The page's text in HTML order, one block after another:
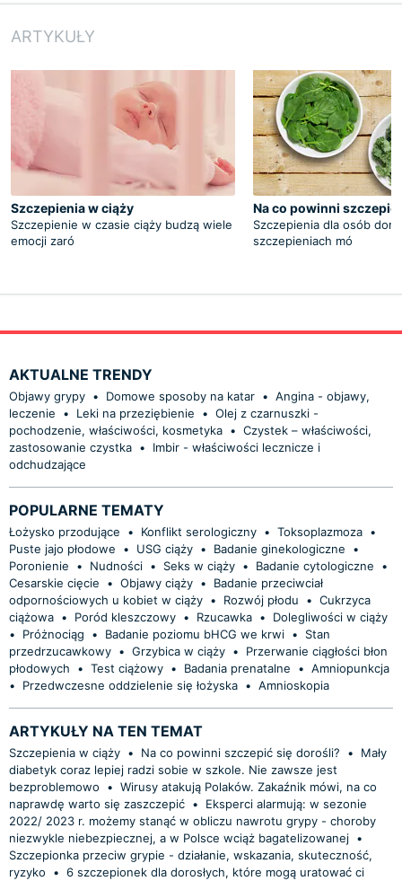
ARTYKUŁY
Szczepienia w ciąży
Szczepienie w czasie ciąży budzą wiele
emocji zaró
Na co powinni szczepić
Szczepienia dla osób
szczepieniach mó
AKTUALNE TRENDY
Objawy grypy • Domowe sposoby na katar • Angina - objawy,
leczenie
• Leki na przeziębienie • Olej z czarnuszki -
pochodzenie, właściwości, kosmetyka • Czystek – właściwości,
zastosowanie czystka •
Imbir - właściwości lecznicze i
odchudzające
POPULARNE TEMATY
Łożysko przodujące • Konflikt serologiczny • Toksoplazmoza •
Puste jajo płodowe
• USG ciąży • Badanie ginekologiczne
•
Poronienie
• Nudności • Seks w ciąży • Badanie cytologiczne
•
Cesarskie cięcie
• Objawy ciąży •
Badanie przeciwciał
odpornościowych u kobiet w ciąży • Rozwój płodu • Cukrzyca
ciążowa • Poród kleszczowy • Rzucawka •
Dolegliwości w ciąży
•
Próżnociąg • Badanie poziomu bHCG we krwi •
Stan
przedrzucawkowy • Grzybica w ciąży •
Przerwanie ciągłości błon
płodowych
• Test ciążowy • Badania prenatalne • Amniopunkcja
•
Przedwczesne oddzielenie się łożyska • Amnioskopia
ARTYKUŁY NA TEN TEMAT
Szczepienia w ciąży • Na co powinni szczepić się dorośli? •
Mały
diabetyk coraz lepiej radzi sobie w szkole. Nie zawsze jest
bezproblemowo
• Wirusy atakują Polaków. Zakaźnik mówi, na co
naprawdę warto się zaszczepić •
Eksperci alarmują: w sezonie
2022/ 2023 r. możemy stanąć w obliczu nawrotu grypy - choroby
niezwykle niebezpiecznej, a w Polsce wciąż bagatelizowanej •
Szczepionka przeciw grypie - działanie, wskazania, skuteczność,
ryzyko
• 6 szczepionek dla dorosłych, które mogą uratować ci